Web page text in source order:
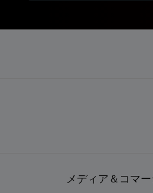
メディア＆コマ